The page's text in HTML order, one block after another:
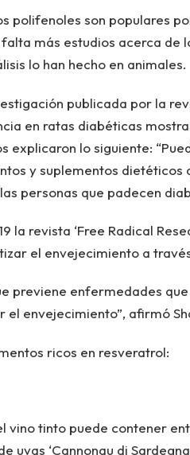
polifenoles son populares
más estudios acerca de
lo han hecho en animales.
publicada por la
en ratas diabéticas
explicaron lo siguiente:
y suplementos
personas que padecen
la revista ‘Free Radical
el envejecimiento a
previene enfermedades
el envejecimiento”, afirmó
ricos en resveratrol:
vino tinto puede contener
uvas ‘Cannonau di